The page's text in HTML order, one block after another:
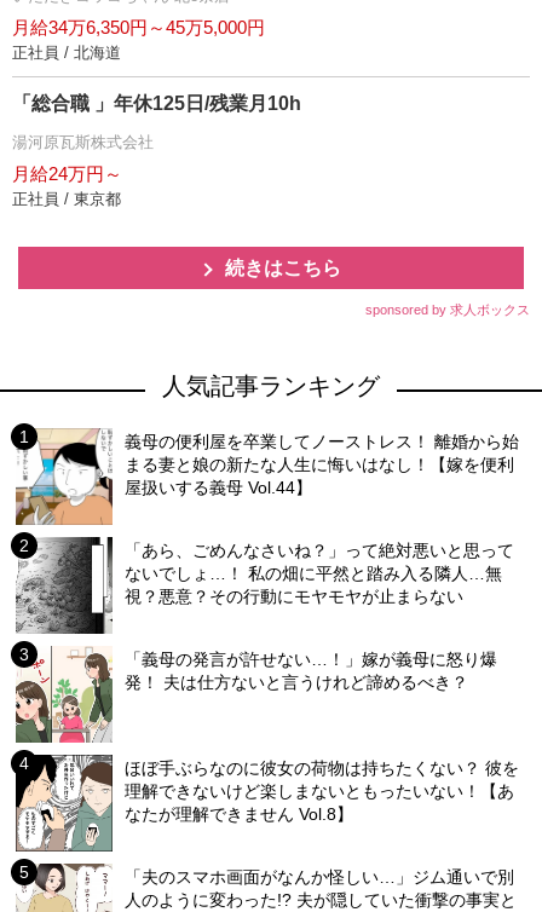
月給34万6,350円～45万5,000円
正社員 / 北海道
「総合職 」年休125日/残業月10h
湯河原瓦斯株式会社
月給24万円～
正社員 / 東京都
続きはこちら
sponsored by 求人ボックス
人気記事ランキング
義母の便利屋を卒業してノーストレス！ 離婚から始
まる妻と娘の新たな人生に悔いはなし！【嫁を便利
屋扱いする義母 Vol.44】
「あら、ごめんなさいね？」って絶対悪いと思って
ないでしょ…！ 私の畑に平然と踏み入る隣人…無
視？悪意？その行動にモヤモヤが止まらない
「義母の発言が許せない…！」嫁が義母に怒り爆
発！ 夫は仕方ないと言うけれど諦めるべき？
ほぼ手ぶらなのに彼女の荷物は持ちたくない？ 彼を
理解できないけど楽しまないともったいない！【あ
なたが理解できません Vol.8】
「夫のスマホ画面がなんか怪しい…」ジム通いで別
人のように変わった!? 夫が隠していた衝撃の事実と